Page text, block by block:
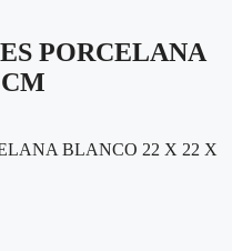
PORCELANA